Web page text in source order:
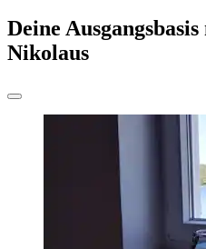
Deine
Nikolaus